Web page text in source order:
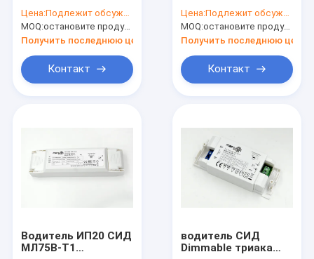
триака напряжения
тока II, затемнитель
триака для
освещения СИД
Цена:Подлежит обсуждению
MOQ:остановите продукцию, не доступную.
Получить последнюю цену
Контакт
водитель СИД
затемнителя триака
шума 60Hz IP20 Non
Цена:Подлежит обсуждению
MOQ:остановите продукцию, не доступную.
Получить последнюю цену
Контакт
Водитель ИП20 СИД
МЛ75В-Т1
водитель СИД
Dimmable триака